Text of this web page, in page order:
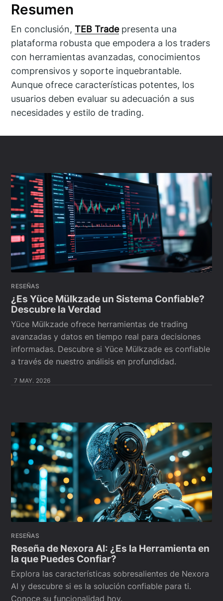
Resumen
En conclusión,TEB Tradepresenta una
plataforma robusta que empodera a los traders
con herramientas avanzadas, conocimientos
comprensivos y soporte inquebrantable.
Aunque ofrece características potentes, los
usuarios deben evaluar su adecuación a sus
necesidades y estilo de trading.
RESEÑAS
¿Es Yüce Mülkzade un Sistema Confiable?
Descubre la Verdad
Yüce Mülkzade ofrece herramientas de trading
avanzadas y datos en tiempo real para decisiones
informadas. Descubre si Yüce Mülkzade es confiable
a través de nuestro análisis en profundidad.
7 MAY. 2026
RESEÑAS
Reseña de Nexora AI: ¿Es la Herramienta en
la que Puedes Confiar?
Explora las características sobresalientes de Nexora
AI y descubre si es la solución confiable para ti.
Conoce su funcionalidad hoy.